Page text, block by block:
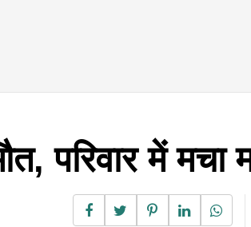
परिवार में मचा